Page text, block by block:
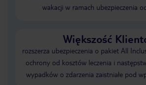
wakacji w ramach ubezpieczenia
Większość
rozszerza ubezpieczenia o pakiet All
ochrony od kosztów leczenia i
wypadków o zdarzenia zaistniałe pod